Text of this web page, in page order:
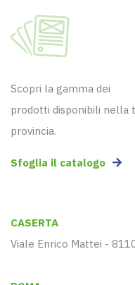
Scopri la gamma dei
prodotti disponibili nella
provincia.
Sfoglia il catalogo
CASERTA
Viale Enrico Mattei -